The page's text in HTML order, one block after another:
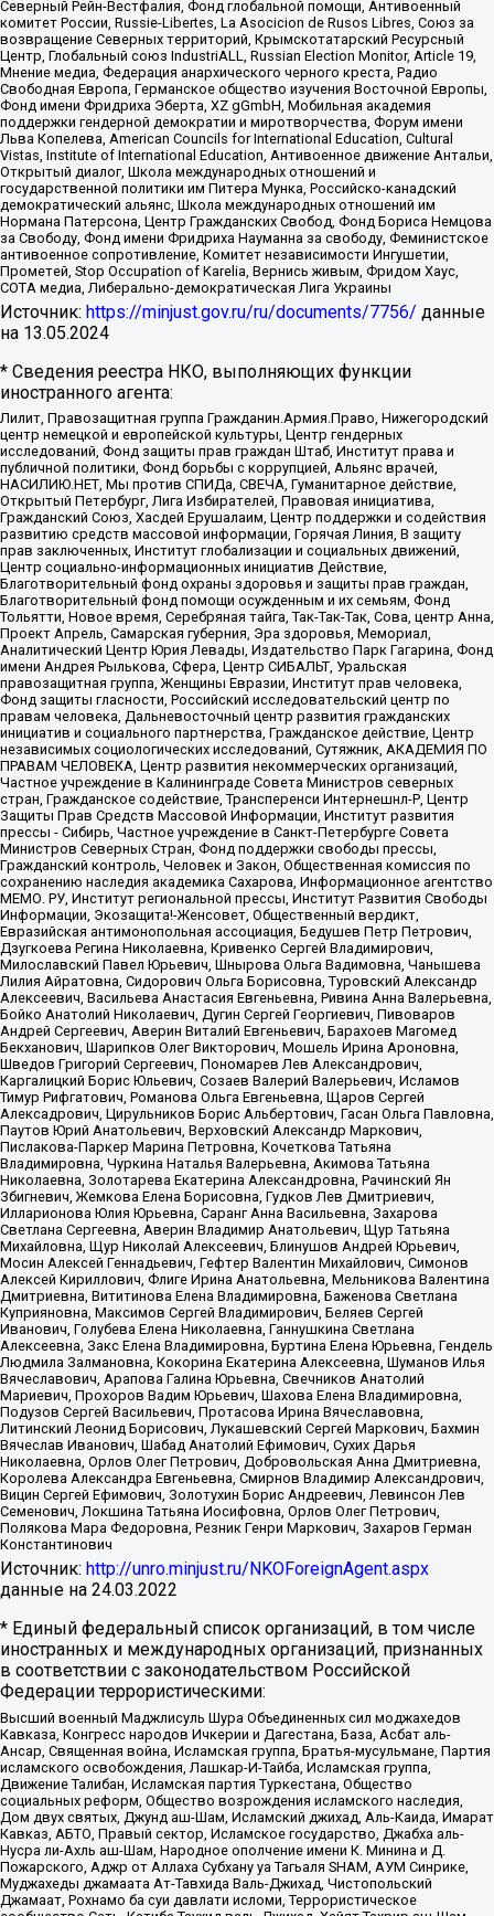
Северный Рейн-Вестфалия, Фонд глобальной помощи, Антивоенный
комитет России, Russie-Libertes, La Asocicion de Rusos Libres, Союз за
возвращение Северных территорий, Крымскотатарский Ресурсный
Центр, Глобальный союз IndustriALL, Russian Election Monitor, Article 19,
Мнение медиа, Федерация анархического черного креста, Радио
Свободная Европа, Германское общество изучения Восточной Европы,
Фонд имени Фридриха Эберта, XZ gGmbH, Мобильная академия
поддержки гендерной демократии и миротворчества, Форум имени
Льва Копелева, American Councils for International Education, Cultural
Vistas, Institute of International Education, Антивоенное движение Антальи,
Открытый диалог, Школа международных отношений и
государственной политики им Питера Мунка, Российско-канадский
демократический альянс, Школа международных отношений им
Нормана Патерсона, Центр Гражданских Свобод, Фонд Бориса Немцова
за Свободу, Фонд имени Фридриха Науманна за свободу, Феминистское
антивоенное сопротивление, Комитет независимости Ингушетии,
Прометей, Stop Occupation of Karelia, Вернись живым, Фридом Хаус,
СОТА медиа, Либерально-демократическая Лига Украины
Источник: https://minjust.gov.ru/ru/documents/7756/ данные
на 13.05.2024
* Сведения реестра НКО, выполняющих функции
иностранного агента:
Лилит, Правозащитная группа Гражданин.Армия.Право, Нижегородский
центр немецкой и европейской культуры, Центр гендерных
исследований, Фонд защиты прав граждан Штаб, Институт права и
публичной политики, Фонд борьбы с коррупцией, Альянс врачей,
НАСИЛИЮ.НЕТ, Мы против СПИДа, СВЕЧА, Гуманитарное действие,
Открытый Петербург, Лига Избирателей, Правовая инициатива,
Гражданский Союз, Хасдей Ерушалаим, Центр поддержки и содействия
развитию средств массовой информации, Горячая Линия, В защиту
прав заключенных, Институт глобализации и социальных движений,
Центр социально-информационных инициатив Действие,
Благотворительный фонд охраны здоровья и защиты прав граждан,
Благотворительный фонд помощи осужденным и их семьям, Фонд
Тольятти, Новое время, Серебряная тайга, Так-Так-Так, Сова, центр Анна,
Проект Апрель, Самарская губерния, Эра здоровья, Мемориал,
Аналитический Центр Юрия Левады, Издательство Парк Гагарина, Фонд
имени Андрея Рылькова, Сфера, Центр СИБАЛЬТ, Уральская
правозащитная группа, Женщины Евразии, Институт прав человека,
Фонд защиты гласности, Российский исследовательский центр по
правам человека, Дальневосточный центр развития гражданских
инициатив и социального партнерства, Гражданское действие, Центр
независимых социологических исследований, Сутяжник, АКАДЕМИЯ ПО
ПРАВАМ ЧЕЛОВЕКА, Центр развития некоммерческих организаций,
Частное учреждение в Калининграде Совета Министров северных
стран, Гражданское содействие, Трансперенси Интернешнл-Р, Центр
Защиты Прав Средств Массовой Информации, Институт развития
прессы - Сибирь, Частное учреждение в Санкт-Петербурге Совета
Министров Северных Стран, Фонд поддержки свободы прессы,
Гражданский контроль, Человек и Закон, Общественная комиссия по
сохранению наследия академика Сахарова, Информационное агентство
МЕМО. РУ, Институт региональной прессы, Институт Развития Свободы
Информации, Экозащита!-Женсовет, Общественный вердикт,
Евразийская антимонопольная ассоциация, Бедушев Петр Петрович,
Дзугкоева Регина Николаевна, Кривенко Сергей Владимирович,
Милославский Павел Юрьевич, Шнырова Ольга Вадимовна, Чанышева
Лилия Айратовна, Сидорович Ольга Борисовна, Туровский Александр
Алексеевич, Васильева Анастасия Евгеньевна, Ривина Анна Валерьевна,
Бойко Анатолий Николаевич, Дугин Сергей Георгиевич, Пивоваров
Андрей Сергеевич, Аверин Виталий Евгеньевич, Барахоев Магомед
Бекханович, Шарипков Олег Викторович, Мошель Ирина Ароновна,
Шведов Григорий Сергеевич, Пономарев Лев Александрович,
Каргалицкий Борис Юльевич, Созаев Валерий Валерьевич, Исламов
Тимур Рифгатович, Романова Ольга Евгеньевна, Щаров Сергей
Алексадрович, Цирульников Борис Альбертович, Гасан Ольга Павловна,
Паутов Юрий Анатольевич, Верховский Александр Маркович,
Пислакова-Паркер Марина Петровна, Кочеткова Татьяна
Владимировна, Чуркина Наталья Валерьевна, Акимова Татьяна
Николаевна, Золотарева Екатерина Александровна, Рачинский Ян
Збигневич, Жемкова Елена Борисовна, Гудков Лев Дмитриевич,
Илларионова Юлия Юрьевна, Саранг Анна Васильевна, Захарова
Светлана Сергеевна, Аверин Владимир Анатольевич, Щур Татьяна
Михайловна, Щур Николай Алексеевич, Блинушов Андрей Юрьевич,
Мосин Алексей Геннадьевич, Гефтер Валентин Михайлович, Симонов
Алексей Кириллович, Флиге Ирина Анатольевна, Мельникова Валентина
Дмитриевна, Вититинова Елена Владимировна, Баженова Светлана
Куприяновна, Максимов Сергей Владимирович, Беляев Сергей
Иванович, Голубева Елена Николаевна, Ганнушкина Светлана
Алексеевна, Закс Елена Владимировна, Буртина Елена Юрьевна, Гендель
Людмила Залмановна, Кокорина Екатерина Алексеевна, Шуманов Илья
Вячеславович, Арапова Галина Юрьевна, Свечников Анатолий
Мариевич, Прохоров Вадим Юрьевич, Шахова Елена Владимировна,
Подузов Сергей Васильевич, Протасова Ирина Вячеславовна,
Литинский Леонид Борисович, Лукашевский Сергей Маркович, Бахмин
Вячеслав Иванович, Шабад Анатолий Ефимович, Сухих Дарья
Николаевна, Орлов Олег Петрович, Добровольская Анна Дмитриевна,
Королева Александра Евгеньевна, Смирнов Владимир Александрович,
Вицин Сергей Ефимович, Золотухин Борис Андреевич, Левинсон Лев
Семенович, Локшина Татьяна Иосифовна, Орлов Олег Петрович,
Полякова Мара Федоровна, Резник Генри Маркович, Захаров Герман
Константинович
Источник: http://unro.minjust.ru/NKOForeignAgent.aspx
данные на 24.03.2022
* Единый федеральный список организаций, в том числе
иностранных и международных организаций, признанных
в соответствии с законодательством Российской
Федерации террористическими:
Высший военный Маджлисуль Шура Объединенных сил моджахедов
Кавказа, Конгресс народов Ичкерии и Дагестана, База, Асбат аль-
Ансар, Священная война, Исламская группа, Братья-мусульмане, Партия
исламского освобождения, Лашкар-И-Тайба, Исламская группа,
Движение Талибан, Исламская партия Туркестана, Общество
социальных реформ, Общество возрождения исламского наследия,
Дом двух святых, Джунд аш-Шам, Исламский джихад, Аль-Каида, Имарат
Кавказ, АБТО, Правый сектор, Исламское государство, Джабха аль-
Нусра ли-Ахль аш-Шам, Народное ополчение имени К. Минина и Д.
Пожарского, Аджр от Аллаха Субхану уа Тагьаля SHAM, АУМ Синрике,
Муджахеды джамаата Ат-Тавхида Валь-Джихад, Чистопольский
Джамаат, Рохнамо ба суи давлати исломи, Террористическое